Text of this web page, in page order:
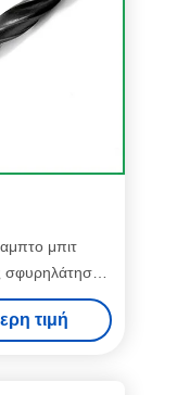
μπιτ
συστροφής
τιμή